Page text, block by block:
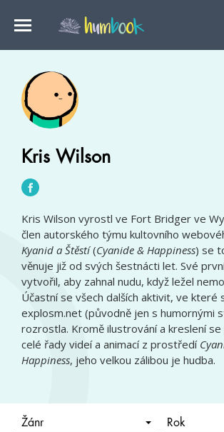
Kris Wilson
Kris Wilson vyrostl ve Fort Bridger ve
člen autorského týmu kultovního
Kyanid a Štěstí(Cyanide & Happiness) se
věnuje již od svých šestnácti let. Své
vytvořil, aby zahnal nudu, když ležel
Účastní se všech dalších aktivit, ve které
explosm.net (původně jen s humornými
rozrostla. Kromě ilustrování a kreslení se
celé řady videí a animací z prostředí
Happiness, jeho velkou zálibou je hudba.
Žánr Rok